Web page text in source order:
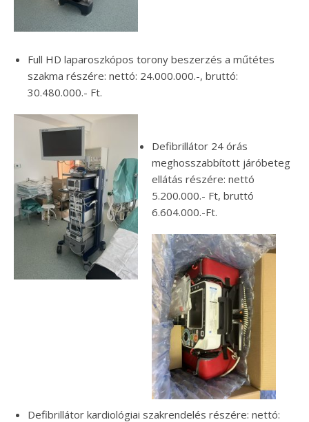
Full HD laparoszkópos torony beszerzés a műtétes
szakma részére: nettó: 24.000.000.-, bruttó:
30.480.000.- Ft.
Defibrillátor 24 órás
meghosszabbított járóbeteg
ellátás részére: nettó
5.200.000.- Ft, bruttó
6.604.000.-Ft.
Defibrillátor kardiológiai szakrendelés részére: nettó: